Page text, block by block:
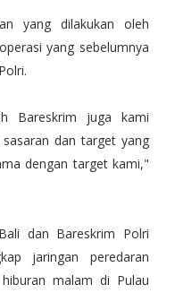
yang dilakukan oleh
yang sebelumnya
Bareskrim juga kami
dan target yang
dengan target kami,"
dan Bareskrim Polri
jaringan peredaran
malam di Pulau